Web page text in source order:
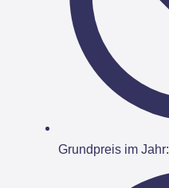
Grundpreis im Jahr: